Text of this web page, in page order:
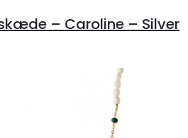
– Caroline – Silver